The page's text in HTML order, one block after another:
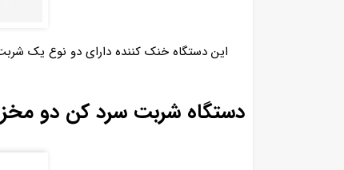
این دستگاه خنک‌ کننده دارای دو نوع یک
دستگاه شربت سرد کن دو